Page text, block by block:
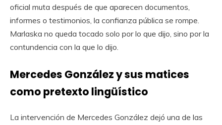
oficial muta después de que aparecen documentos,
informes o testimonios, la confianza pública se rompe.
Marlaska no queda tocado solo por lo que dijo, sino por la
contundencia con la que lo dijo.
Mercedes González y sus matices
como pretexto lingüístico
La intervención de Mercedes González dejó una de las